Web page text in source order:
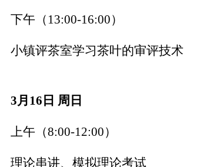
下午（ 13:00-16:00）
小镇评茶室学习茶叶的审评技术
3月16日 周日
上午（8:00-12:00）
理论串讲、模拟理论考试